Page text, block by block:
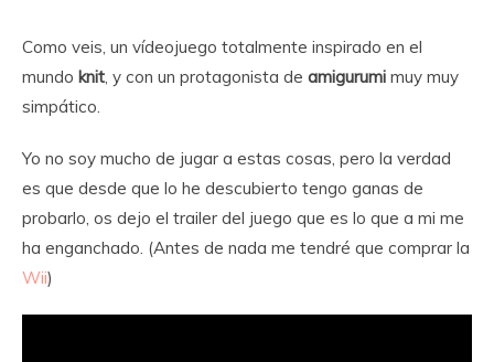
Como veis, un vídeojuego totalmente inspirado en el
mundo knit, y con un protagonista de amigurumi muy muy
simpático.
Yo no soy mucho de jugar a estas cosas, pero la verdad
es que desde que lo he descubierto tengo ganas de
probarlo, os dejo el trailer del juego que es lo que a mi me
ha enganchado. (Antes de nada me tendré que comprar la
Wii)